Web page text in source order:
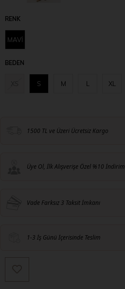
RENK
MAVİ
BEDEN
S M L XL
1500 TL ve Üzeri Ücretsiz Kargo
Üye Ol, İlk Alışverişe Özel %10 İndirim
Vade Farksız 3 Taksit İmkanı
1-3 İş Günü İçerisinde Teslim